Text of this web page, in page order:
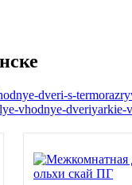
dveri-s-
vhodnye-dveriyarkie-